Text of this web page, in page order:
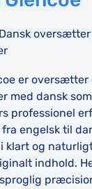
Dansk oversætter
er oversætter
med dansk
professionel
engelsk til
klart og
indhold.